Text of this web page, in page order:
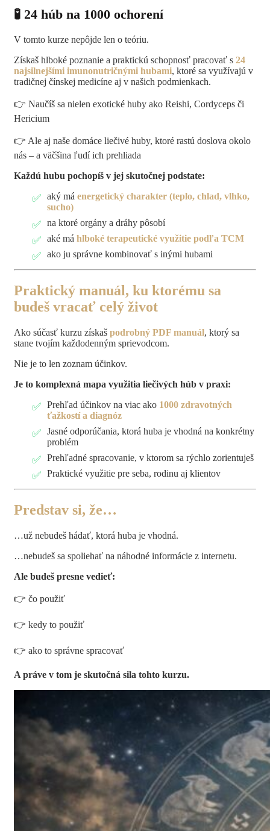
🧪 24 húb na 1000 ochorení
V tomto kurze nepôjde len o teóriu.
Získaš hlboké poznanie a praktickú schopnosť pracovať s 24
najsilnejšími imunonutričnými hubami, ktoré sa využívajú v
tradičnej čínskej medicíne aj v našich podmienkach.
👉 Naučíš sa nielen exotické huby ako Reishi, Cordyceps či
Hericium
👉 Ale aj naše domáce liečivé huby, ktoré rastú doslova okolo
nás – a väčšina ľudí ich prehliada
Každú hubu pochopíš v jej skutočnej podstate:
aký má energetický charakter (teplo, chlad, vlhko,
sucho)
na ktoré orgány a dráhy pôsobí
aké má hlboké terapeutické využitie podľa TCM
ako ju správne kombinovať s inými hubami
Praktický manuál, ku ktorému sa
budeš vracať celý život
Ako súčasť kurzu získaš podrobný PDF manuál, ktorý sa
stane tvojím každodenným sprievodcom.
Nie je to len zoznam účinkov.
Je to komplexná mapa využitia liečivých húb v praxi:
Prehľad účinkov na viac ako 1000 zdravotných
ťažkostí a diagnóz
Jasné odporúčania, ktorá huba je vhodná na konkrétny
problém
Prehľadné spracovanie, v ktorom sa rýchlo zorientuješ
Praktické využitie pre seba, rodinu aj klientov
Predstav si, že…
…už nebudeš hádať, ktorá huba je vhodná.
…nebudeš sa spoliehať na náhodné informácie z internetu.
Ale budeš presne vedieť:
👉 čo použiť
👉 kedy to použiť
👉 ako to správne spracovať
A práve v tom je skutočná sila tohto kurzu.